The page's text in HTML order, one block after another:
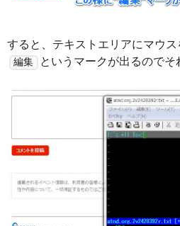
すると、テキストエリアにマウ
編集 というマークが出るのでそ